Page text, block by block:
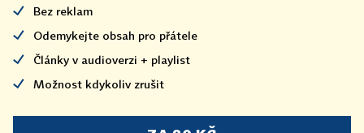
Bez reklam
Odemykejte obsah pro přátele
Články v audioverzi + playlist
Možnost kdykoliv zrušit